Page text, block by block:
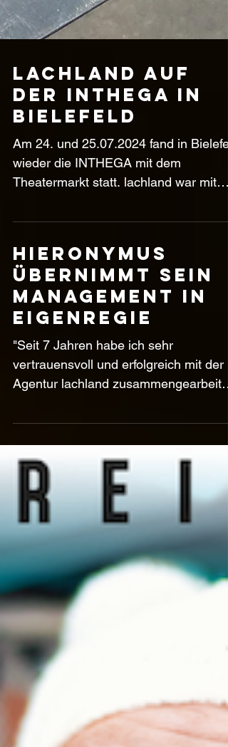
lachland auf
der Inthega in
Bielefeld
Am 24. und 25.07.2024 fand in
Theatermarkt statt. lachland war mit
einem Stand und einer...
Hieronymus
übernimmt sein
Management in
Eigenregie
"Seit 7 Jahren habe ich sehr
Agentur lachland zusammengearbeitet.
Ab dem 01.07.2024 werde ich mein...